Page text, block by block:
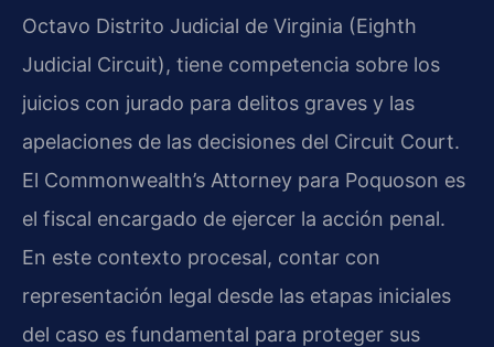
Octavo Distrito Judicial de Virginia (Eighth
Judicial Circuit), tiene competencia sobre los
juicios con jurado para delitos graves y las
apelaciones de las decisiones del Circuit Court.
El Commonwealth’s Attorney para Poquoson es
el fiscal encargado de ejercer la acción penal.
En este contexto procesal, contar con
representación legal desde las etapas iniciales
del caso es fundamental para proteger sus